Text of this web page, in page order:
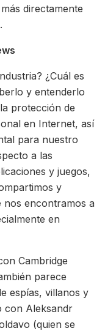
directamente
¿Cuál es
y entenderlo
protección de
en Internet, así
para nuestro
a las
y juegos,
y
nos encontramos a
en
Cambridge
parece
espías, villanos y
con Aleksandr
(quien se